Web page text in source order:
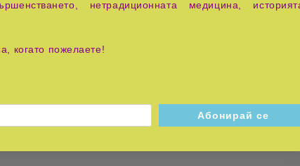
изследване на антрополога Мери Дъглас
, което
не са биологични или универсални, а
, чрез която обществата очертават
. Така табутата не са
ритуали,жертви,очистителни практикиизабрани, за
че
е неразделна част от
нетрадиционната медицина,
когато пожелаете!